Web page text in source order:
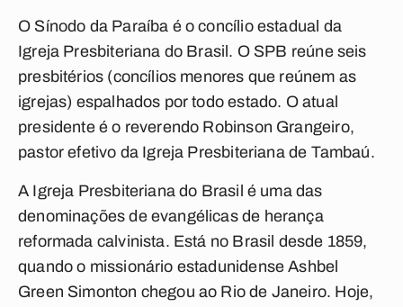
O Sínodo da Paraíba é o concílio estadual da
Igreja Presbiteriana do Brasil. O SPB reúne seis
presbitérios (concílios menores que reúnem as
igrejas) espalhados por todo estado. O atual
presidente é o reverendo Robinson Grangeiro,
pastor efetivo da Igreja Presbiteriana de Tambaú.
A Igreja Presbiteriana do Brasil é uma das
denominações de evangélicas de herança
reformada calvinista. Está no Brasil desde 1859,
quando o missionário estadunidense Ashbel
Green Simonton chegou ao Rio de Janeiro. Hoje,